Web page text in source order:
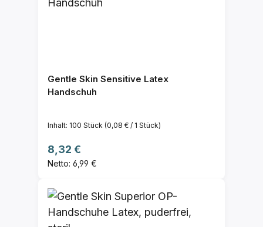
Gentle Skin Sensitive Latex
Handschuh
Inhalt: 100 Stück (0,08 € / 1 Stück)
Regulärer Preis:
8,32 €
Netto: 6,99 €